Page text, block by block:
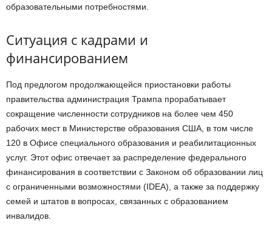
образовательными потребностями.
Ситуация с кадрами и
финансированием
Под предлогом продолжающейся приостановки работы
правительства администрация Трампа прорабатывает
сокращение численности сотрудников на более чем 450
рабочих мест в Министерстве образования США, в том числе
120 в Офисе специального образования и реабилитационных
услуг. Этот офис отвечает за распределение федерального
финансирования в соответствии с Законом об образовании лиц
с ограниченными возможностями (IDEA), а также за поддержку
семей и штатов в вопросах, связанных с образованием
инвалидов.